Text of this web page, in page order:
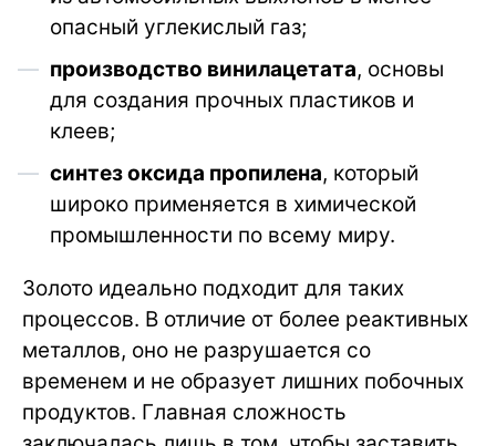
опасный углекислый газ;
производство винилацетата, основы
для создания прочных пластиков и
клеев;
синтез оксида пропилена, который
широко применяется в химической
промышленности по всему миру.
Золото идеально подходит для таких
процессов. В отличие от более реактивных
металлов, оно не разрушается со
временем и не образует лишних побочных
продуктов. Главная сложность